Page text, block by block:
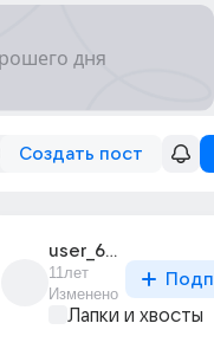
Создать пост
user_64357835
11лет
Изменено
Лапки и хвосты